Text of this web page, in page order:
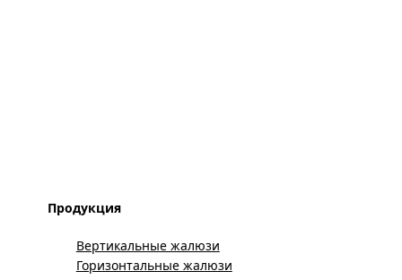
Продукция
Вертикальные жалюзи
Горизонтальные жалюзи